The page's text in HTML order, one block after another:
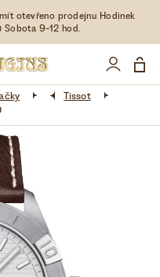
otevřeno prodejnu Hodinek
Sobota 9-12 hod.
Tissot